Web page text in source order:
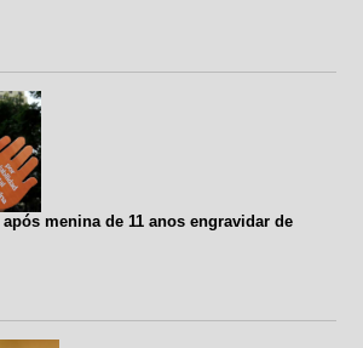
menina de 11 anos engravidar de